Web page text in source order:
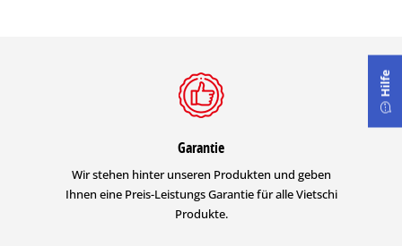
Garantie
Wir stehen hinter unseren Produkten und geben
Ihnen eine Preis-Leistungs Garantie für alle Vietschi
Produkte.
Hilfe